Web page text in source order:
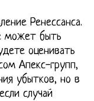
Ренессанса.
может быть
оценивать
Апекс-групп,
убытков, но в
случай